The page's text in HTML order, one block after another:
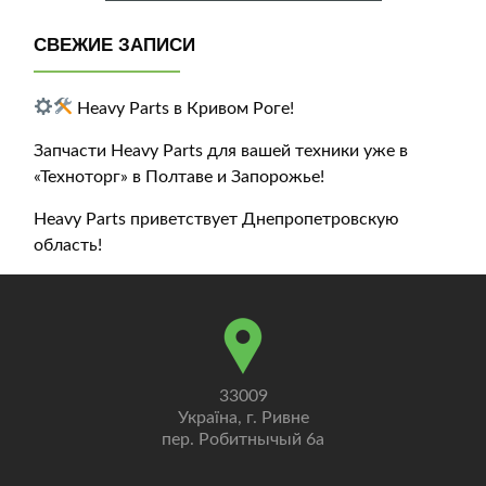
СВЕЖИЕ ЗАПИСИ
Heavy Parts в Кривом Роге!
Запчасти Heavy Parts для вашей техники уже в
«Техноторг» в Полтаве и Запорожье!
Heavy Parts приветствует Днепропетровскую
область!
33009
Україна, г. Ривне
пер. Робитнычый 6а